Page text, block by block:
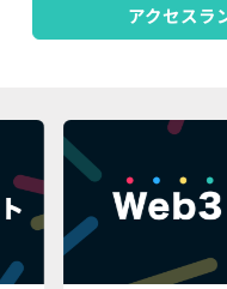
アクセスラ